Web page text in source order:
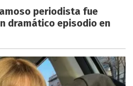
periodista fue
dramático episodio en